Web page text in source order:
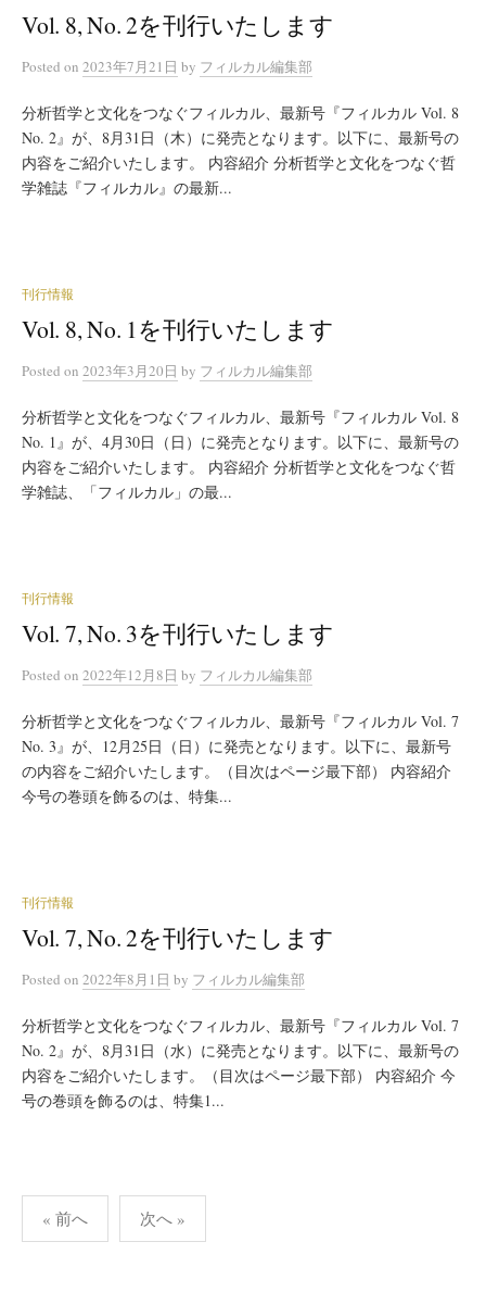
Vol. 8, No. 2を刊行いたします
Posted on 2023年7月21日 by フィルカル編集部
分析哲学と文化をつなぐフィルカル、最新号『フィルカル Vol. 8
No. 2』が、8月31日（木）に発売となります。以下に、最新号の
内容をご紹介いたします。 内容紹介 分析哲学と文化をつなぐ哲
学雑誌『フィルカル』の最新...
刊行情報
Vol. 8, No. 1を刊行いたします
Posted on 2023年3月20日 by フィルカル編集部
分析哲学と文化をつなぐフィルカル、最新号『フィルカル Vol. 8
No. 1』が、4月30日（日）に発売となります。以下に、最新号の
内容をご紹介いたします。 内容紹介 分析哲学と文化をつなぐ哲
学雑誌、「フィルカル」の最...
刊行情報
Vol. 7, No. 3を刊行いたします
Posted on 2022年12月8日 by フィルカル編集部
分析哲学と文化をつなぐフィルカル、最新号『フィルカル Vol. 7
No. 3』が、12月25日（日）に発売となります。以下に、最新号
の内容をご紹介いたします。（目次はページ最下部） 内容紹介
今号の巻頭を飾るのは、特集...
刊行情報
Vol. 7, No. 2を刊行いたします
Posted on 2022年8月1日 by フィルカル編集部
分析哲学と文化をつなぐフィルカル、最新号『フィルカル Vol. 7
No. 2』が、8月31日（水）に発売となります。以下に、最新号の
内容をご紹介いたします。（目次はページ最下部） 内容紹介 今
号の巻頭を飾るのは、特集1...
稿
« 前へ 次へ »